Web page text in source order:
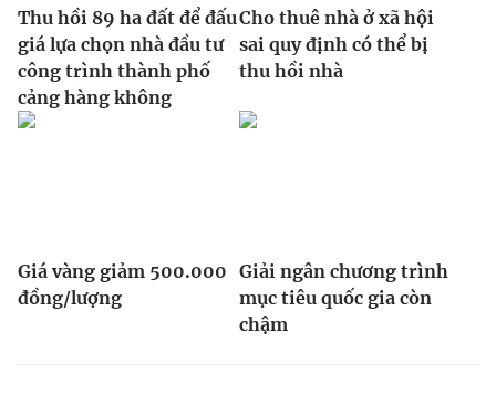
Thu hồi 89 ha đất để đấu
giá lựa chọn nhà đầu tư
công trình thành phố
cảng hàng không
Cho thuê nhà ở xã hội
sai quy định có thể bị
thu hồi nhà
Giá vàng giảm 500.000
đồng/lượng
Giải ngân chương trình
mục tiêu quốc gia còn
chậm